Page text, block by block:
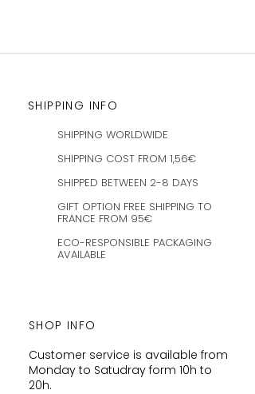
SHIPPING INFO
SHIPPING WORLDWIDE
SHIPPING COST FROM 1,56€
SHIPPED BETWEEN 2-8 DAYS
GIFT OPTION FREE SHIPPING TO
FRANCE FROM 95€
ECO-RESPONSIBLE PACKAGING
AVAILABLE
SHOP INFO
Customer service is available from
Monday to Satudray form 10h to
20h.